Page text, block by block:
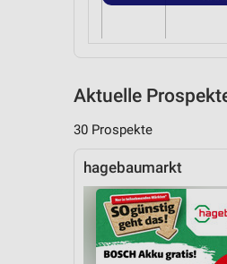
Aktuelle
30 Prospekte
hagebaumarkt